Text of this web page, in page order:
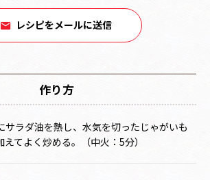
レシピをメールに送信
作り方
サラダ油を熱し、水気を切ったじゃがいも
えてよく炒める。（中火：5分）